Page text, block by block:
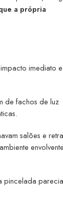
a própria
imediato e
de fachos de luz
salões e
pincelada parecia